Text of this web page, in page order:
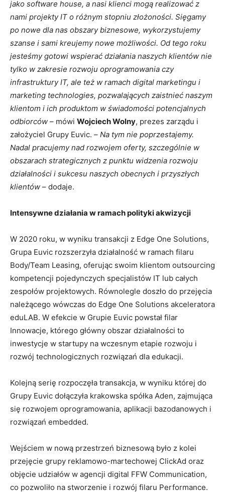
jako software house, a nasi klienci mogą realizować z
nami projekty IT o różnym stopniu złożoności. Sięgamy
po nowe dla nas obszary biznesowe, wykorzystujemy
szanse i sami kreujemy nowe możliwości. Od tego roku
jesteśmy gotowi wspierać działania naszych klientów nie
tylko w zakresie rozwoju oprogramowania czy
infrastruktury IT, ale też w ramach digital marketingu i
marketing technologies, pozwalających zaistnieć naszym
klientom i ich produktom w świadomości potencjalnych
odbiorców – mówi Wojciech Wolny, prezes zarządu i
założyciel Grupy Euvic. – Na tym nie poprzestajemy.
Nadal pracujemy nad rozwojem oferty, szczególnie w
obszarach strategicznych z punktu widzenia rozwoju
działalności i sukcesu naszych obecnych i przyszłych
klientów ­– dodaje.
Intensywne działania w ramach polityki akwizycji
W 2020 roku, w wyniku transakcji z Edge One Solutions,
Grupa Euvic rozszerzyła działalność w ramach filaru
Body/Team Leasing, oferując swoim klientom outsourcing
kompetencji pojedynczych specjalistów IT lub całych
zespołów projektowych. Równolegle doszło do przejęcia
należącego wówczas do Edge One Solutions akceleratora
eduLAB. W efekcie w Grupie Euvic powstał filar
Innowacje, którego główny obszar działalności to
inwestycje w startupy na wczesnym etapie rozwoju i
rozwój technologicznych rozwiązań dla edukacji.
Kolejną serię rozpoczęła transakcja, w wyniku której do
Grupy Euvic dołączyła krakowska spółka Aden, zajmująca
się rozwojem oprogramowania, aplikacji bazodanowych i
rozwiązań embedded.
Wejściem w nową przestrzeń biznesową było z kolei
przejęcie grupy reklamowo-martechowej ClickAd oraz
objęcie udziałów w agencji digital FFW Communication,
co pozwoliło na stworzenie i rozwój filaru Performance.